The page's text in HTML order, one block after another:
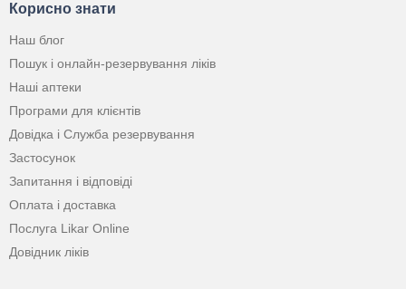
Корисно знати
Наш блог
Пошук і онлайн-резервування ліків
Наші аптеки
Програми для клієнтів
Довідка і Служба резервування
Застосунок
Запитання і відповіді
Оплата і доставка
Послуга Likar Online
Довідник ліків